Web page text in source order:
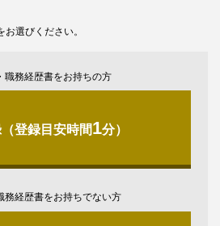
選びください。
職務経歴書をお持ちの方
登録目安時間1分）
務経歴書をお持ちでない方